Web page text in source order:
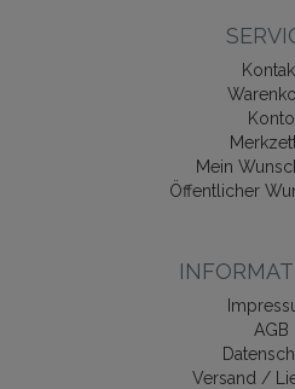
Konto
Mein
Öffentlicher
AGB
Versand /